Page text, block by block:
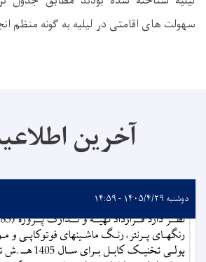
سهولت‌ های اقامتی در لیلیه به‌ گونه منظم
آخرین
دوشنبه ۱۴۰۵/۴/۲۹ - ۱۴:۵۹